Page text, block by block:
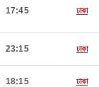
17:45 ঢাকা
23:15 ঢাকা
18:15 ঢাকা